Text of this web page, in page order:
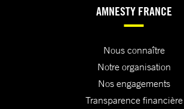
AMNESTY FRANCE
Nous connaître
Notre organisation
Nos engagements
Transparence financière